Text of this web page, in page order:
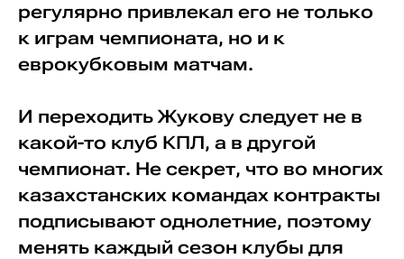
регулярно привлекал его не только
к играм чемпионата, но и к
еврокубковым матчам.
И переходить Жукову следует не в
какой-то клуб КПЛ, а в другой
чемпионат. Не секрет, что во многих
казахстанских командах контракты
подписывают однолетние, поэтому
менять каждый сезон клубы для